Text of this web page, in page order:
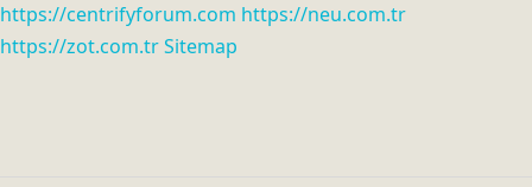
https://centrifyforum.com https://neu.com.tr
https://zot.com.trSitemap